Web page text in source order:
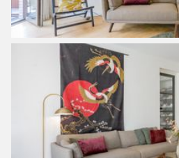
– Gemeenschappelijke
het souterrain;
– Oplevering in overleg.
*********
In the most prestigious project of
Amsterdam’, this beautiful 4-
and spacious garden is now